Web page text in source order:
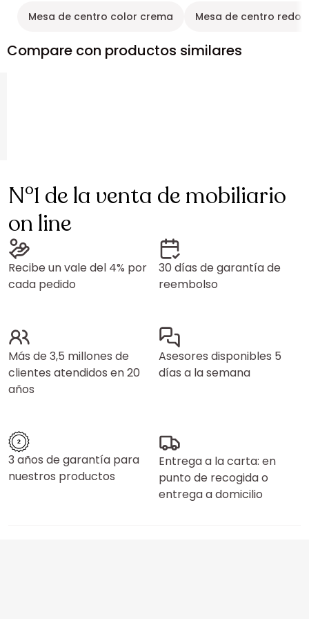
Mesa de centro color crema Mesa de centro
Compare con productos similares
N°1 de la venta de mobiliario
on line
Recibe un vale del 4% por
cada pedido
30 días de garantía de
reembolso
Más de 3,5 millones de
clientes atendidos en 20
años
Asesores disponibles 5
días a la semana
3 años de garantía para
nuestros productos
Entrega a la carta: en
punto de recogida o
entrega a domicilio